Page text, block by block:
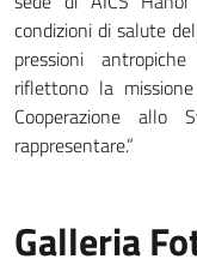
condizioni di salute
pressioni
riflettono la
Cooperazione allo
rappresentare.”
Galleria